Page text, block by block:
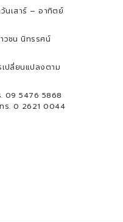
นเสาร์ – อาทิตย์
วชน นิทรรศน์
ปลี่ยนแปลงตาม
09 5476 5868
ร. 0 2621 0044